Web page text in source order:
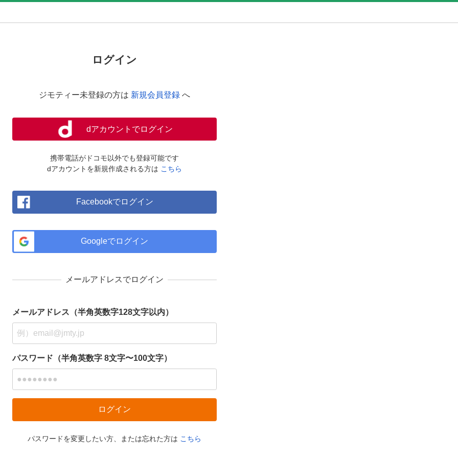
ログイン
ジモティー未登録の方は 新規会員登録 へ
dアカウントでログイン
携帯電話がドコモ以外でも登録可能です
dアカウントを新規作成される方は こちら
Facebookでログイン
Googleでログイン
メールアドレスでログイン
メールアドレス（半角英数字128文字以内）
パスワード（半角英数字 8文字〜100文字）
パスワードを変更したい方、または忘れた方は こちら